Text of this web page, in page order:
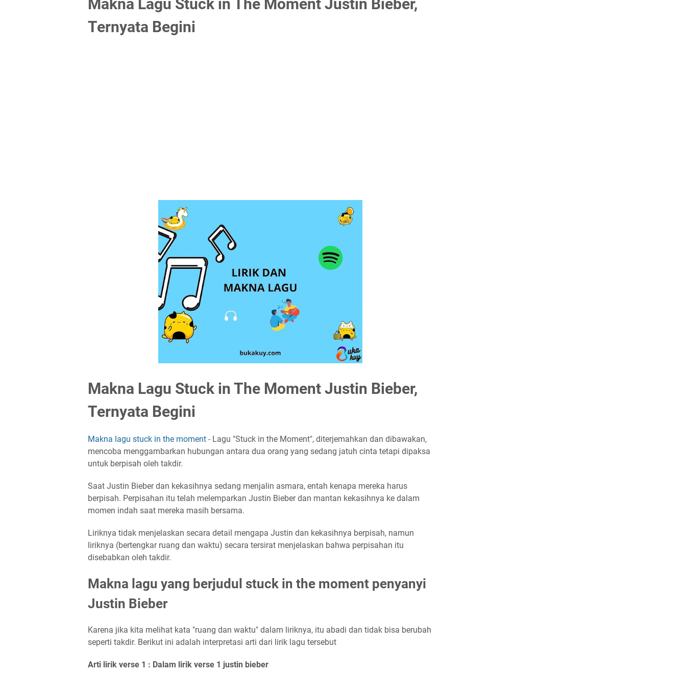
Makna Lagu Stuck in The Moment Justin Bieber,
Ternyata Begini
Makna Lagu Stuck in The Moment Justin Bieber,
Ternyata Begini
Makna lagu stuck in the moment - Lagu "Stuck in the Moment", diterjemahkan dan dibawakan,
mencoba menggambarkan hubungan antara dua orang yang sedang jatuh cinta tetapi dipaksa
untuk berpisah oleh takdir.
Saat Justin Bieber dan kekasihnya sedang menjalin asmara, entah kenapa mereka harus
berpisah. Perpisahan itu telah melemparkan Justin Bieber dan mantan kekasihnya ke dalam
momen indah saat mereka masih bersama.
Liriknya tidak menjelaskan secara detail mengapa Justin dan kekasihnya berpisah, namun
liriknya (bertengkar ruang dan waktu) secara tersirat menjelaskan bahwa perpisahan itu
disebabkan oleh takdir.
Makna lagu yang berjudul stuck in the moment penyanyi
Justin Bieber
Karena jika kita melihat kata "ruang dan waktu" dalam liriknya, itu abadi dan tidak bisa berubah
seperti takdir. Berikut ini adalah interpretasi arti dari lirik lagu tersebut
Arti lirik verse 1 : Dalam lirik verse 1 justin bieber